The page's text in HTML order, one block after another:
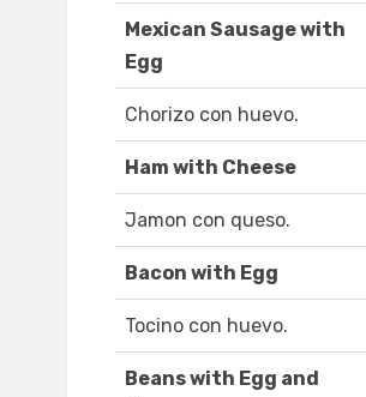
Mexican Sausage with
Egg
Chorizo con huevo.
Ham with Cheese
Jamon con queso.
Bacon with Egg
Tocino con huevo.
Beans with Egg and